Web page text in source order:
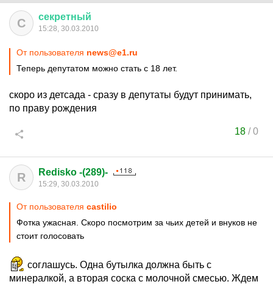
С секретный
15:28, 30.03.2010
От пользователя news@e1.ru
Теперь депутатом можно стать с 18 лет.
скоро из детсада - сразу в депутаты будут принимать,
по праву рождения
18 /0
R Redisko -(289)-
15:29, 30.03.2010
От пользователя castilio
Фотка ужасная. Скоро посмотрим за чьих детей и внуков не
стоит голосовать
соглашусь. Одна бутылка должна быть с
минералкой, а вторая соска с молочной смесью. Ждем